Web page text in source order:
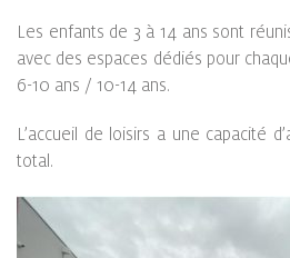
Les enfants de 3 à 14 ans sont
avec des espaces dédiés pour
6-10 ans / 10-14 ans.
L’accueil de loisirs a une capacité
total.